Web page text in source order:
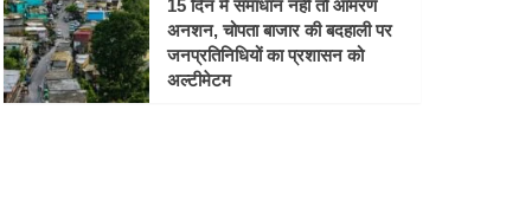
15 दिन में समाधान नहीं तो आमरण
अनशन, चोपता बाजार की बदहाली पर
जनप्रतिनिधियों का प्रशासन को
अल्टीमेटम